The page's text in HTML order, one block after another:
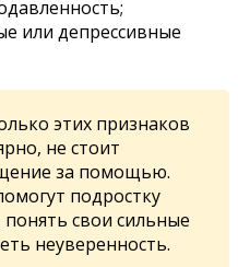
или депрессивные
этих признаков
не стоит
за помощью.
подростку
понять свои сильные
неуверенность.